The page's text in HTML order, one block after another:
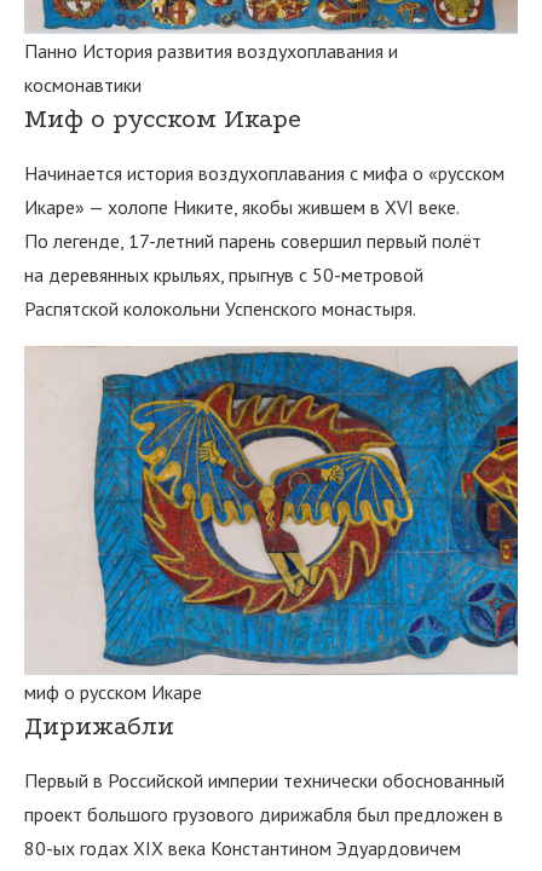
Панно История развития воздухоплавания и
космонавтики
Миф о русском Икаре
Начинается история воздухоплавания с мифа о «русском
Икаре» — холопе Никите, якобы жившем в XVI веке.
По легенде, 17-летний парень совершил первый полёт
на деревянных крыльях, прыгнув с 50-метровой
Распятской колокольни Успенского монастыря.
миф о русском Икаре
Дирижабли
Первый в Российской империи технически обоснованный
проект большого грузового дирижабля был предложен в
80-ых годах XIX века Константином Эдуардовичем